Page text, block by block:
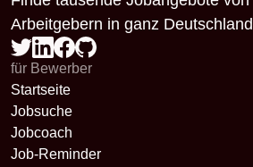
Arbeitgebern in ganz
für Bewerber
Startseite
Jobsuche
Jobcoach
Job-Reminder